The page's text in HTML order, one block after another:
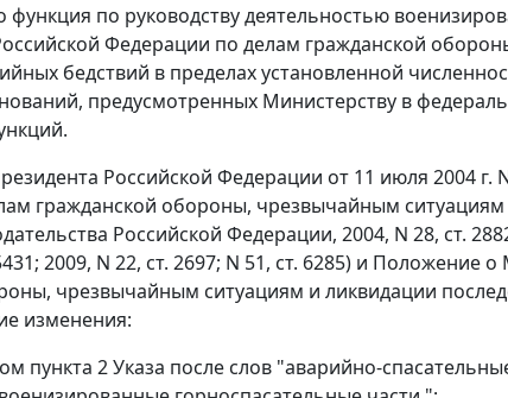
функция по руководству деятельностью
Федерации по делам гражданской
бедствий в пределах установленной
предусмотренных Министерству в
Российской Федерации от 11 июля 2004
гражданской обороны, чрезвычайным ситуациям
Российской Федерации, 2004, N 28, ст.
2009, N 22, ст. 2697; N 51, ст. 6285) и
чрезвычайным ситуациям и ликвидации
изменения:
пункта 2 Указа после слов "аварийно-